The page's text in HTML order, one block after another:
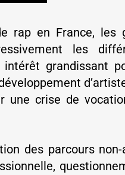
rap en France, les
les
intérêt grandissant
une crise de
des parcours